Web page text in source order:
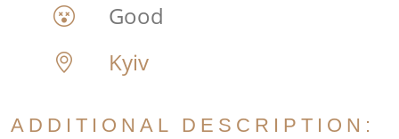
Good
Kyiv
ADDITIONAL DESCRIPTION: